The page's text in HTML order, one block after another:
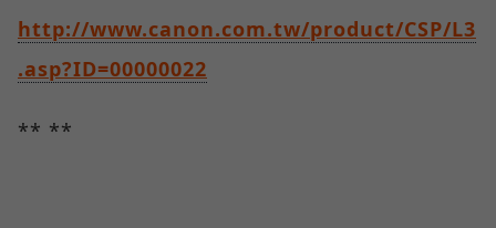
http://www.canon.com.tw/product/CSP/L3
.asp?ID=00000022
** **